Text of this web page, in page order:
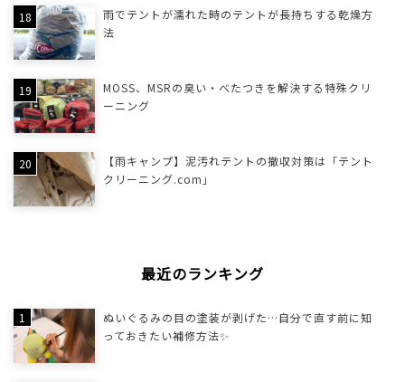
雨でテントが濡れた時のテントが長持ちする乾燥方
法
MOSS、MSRの臭い・べたつきを解決する特殊クリ
ーニング
【雨キャンプ】泥汚れテントの撤収対策は「テント
クリーニング.com」
最近のランキング
ぬいぐるみの目の塗装が剥げた…自分で直す前に知
っておきたい補修方法✨